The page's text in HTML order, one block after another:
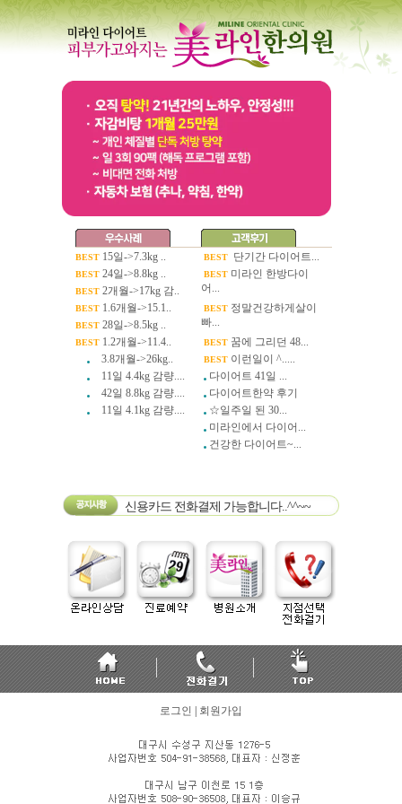
BEST 15일->7.3kg ..
BEST 24일->8.8kg ..
BEST 2개월->17kg 감..
BEST 1.6개월->15.1..
BEST 28일->8.5kg ..
BEST 1.2개월->11.4..
3.8개월->26kg..
11일 4.4kg 감량....
42일 8.8kg 감량....
11일 4.1kg 감량....
BEST 단기간 다이어트...
BEST 미라인 한방다이
어...
BEST 정말건강하게살이
빠...
BEST 꿈에 그리던 48...
BEST 이런일이 ^.....
다이어트 41일 ...
다이어트한약 후기
☆일주일 된 30...
미라인에서 다이어...
건강한 다이어트~...
신용카드 전화결제 가능합니다..^^~~
로그인 회원가입